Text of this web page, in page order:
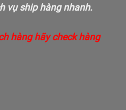
vụ ship hàng nhanh.
hàng hãy check hàng